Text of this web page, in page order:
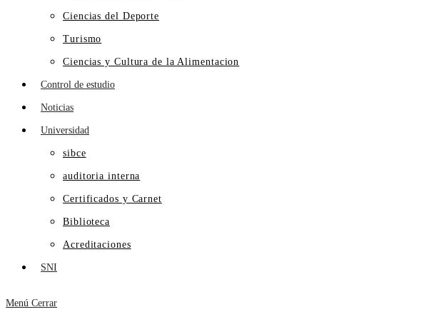
Ciencias del Deporte
Turismo
Ciencias y Cultura de la Alimentacion
Control de estudio
Noticias
Universidad
sibce
auditoria interna
Certificados y Carnet
Biblioteca
Acreditaciones
SNI
Menú Cerrar